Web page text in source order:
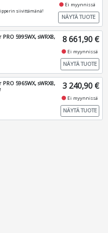
siivittämänä!
fiber_manual_record Ei myynnissä
NÄYTÄ TUOTE
5995WX, sWRX8,
8 661,90 €
fiber_manual_record Ei myynnissä
NÄYTÄ TUOTE
5965WX, sWRX8,
3 240,90 €
fiber_manual_record Ei myynnissä
NÄYTÄ TUOTE